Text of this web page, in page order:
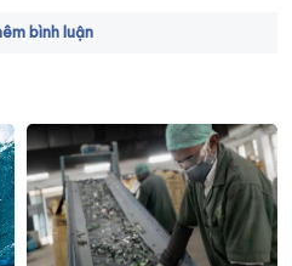
bình luận